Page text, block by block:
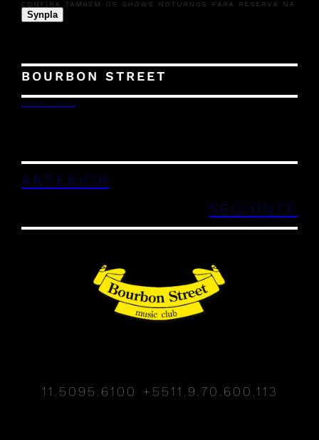
CONFIRA TAMBÉM OS SHOWS NOTURNOS PARA RESERVA NA
Synpla
BOURBON STREET
26/06/2024
ANTERIOR
SEGUINTE
11.5095.6100 +5511.9.70.600.113